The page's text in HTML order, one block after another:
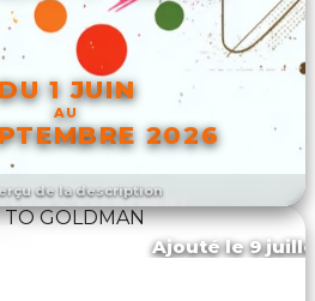
de la description
1 JUIN
AU
2026
L'ÉVÉNEMENT
Ajouté le 9